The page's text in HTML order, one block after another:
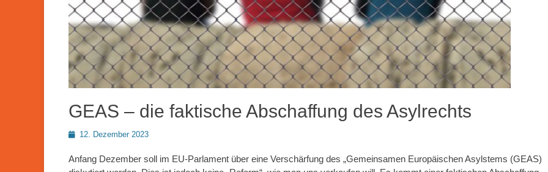
GEAS – die faktische Abschaffung des Asylrechts
Posted12. Dezember 2023
Anfang Dezember soll im EU-Parlament über eine Verschärfung des „Gemeinsamen Europäischen Asylstems (GEAS)